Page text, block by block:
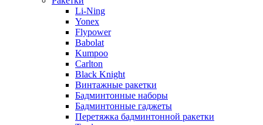
Li-Ning
Yonex
Flypower
Babolat
Kumpoo
Carlton
Black Knight
Винтажные ракетки
Бадминтонные наборы
Бадминтонные гаджеты
Перетяжка бадминтонной ракетки